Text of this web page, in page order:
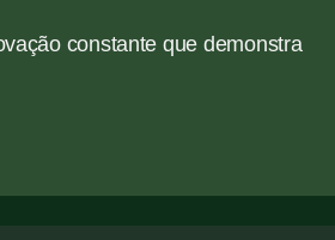
constante que demonstra